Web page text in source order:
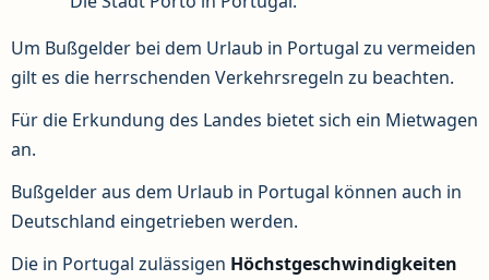
Um Bußgelder bei dem Urlaub in Portugal zu vermeiden
gilt es die herrschenden Verkehrsregeln zu beachten.
Für die Erkundung des Landes bietet sich ein Mietwagen
an.
Bußgelder aus dem Urlaub in Portugal können auch in
Deutschland eingetrieben werden.
Die in Portugal zulässigen Höchstgeschwindigkeiten